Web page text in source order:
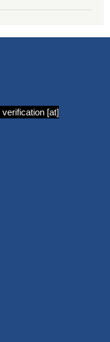
verification [at]